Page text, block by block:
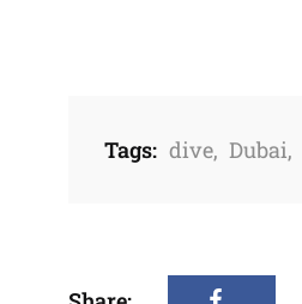
Tags: dive, Dubai,